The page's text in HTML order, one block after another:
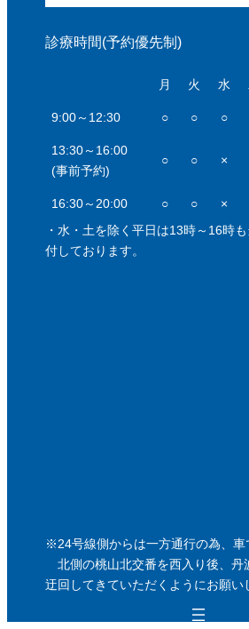
診療時間(予約優先制)
月 火 水
9:00～12:30 ○ ○ ○
13:30～16:00
(事前予約)
○ ○ ×
16:30～20:00 ○ ○ ×
・水・土を除く平日は13時～16時
付しております。
※24号線側からは一方通行の為、車
北側の桃山北交番を西入り後、丹
迂回してきていただくようにお願い